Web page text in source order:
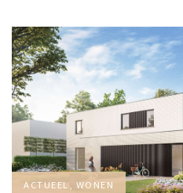
ACTUEEL, WONEN